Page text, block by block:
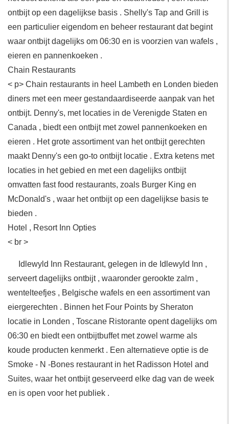
ontbijt op een dagelijkse basis . Shelly's Tap and Grill is
een particulier eigendom en beheer restaurant dat begint
waar ontbijt dagelijks om 06:30 en is voorzien van wafels ,
eieren en pannenkoeken .
Chain Restaurants
< p> Chain restaurants in heel Lambeth en Londen bieden
diners met een meer gestandaardiseerde aanpak van het
ontbijt. Denny's, met locaties in de Verenigde Staten en
Canada , biedt een ontbijt met zowel pannenkoeken en
eieren . Het grote assortiment van het ontbijt gerechten
maakt Denny's een go-to ontbijt locatie . Extra ketens met
locaties in het gebied en met een dagelijks ontbijt
omvatten fast food restaurants, zoals Burger King en
McDonald's , waar het ontbijt op een dagelijkse basis te
bieden .
Hotel , Resort Inn Opties
< br >
Idlewyld Inn Restaurant, gelegen in de Idlewyld Inn ,
serveert dagelijks ontbijt , waaronder gerookte zalm ,
wentelteefjes , Belgische wafels en een assortiment van
eiergerechten . Binnen het Four Points by Sheraton
locatie in Londen , Toscane Ristorante opent dagelijks om
06:30 en biedt een ontbijtbuffet met zowel warme als
koude producten kenmerkt . Een alternatieve optie is de
Smoke - N -Bones restaurant in het Radisson Hotel and
Suites, waar het ontbijt geserveerd elke dag van de week
en is open voor het publiek .